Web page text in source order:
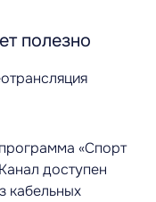
полезно
«Спорт
доступен
кабельных